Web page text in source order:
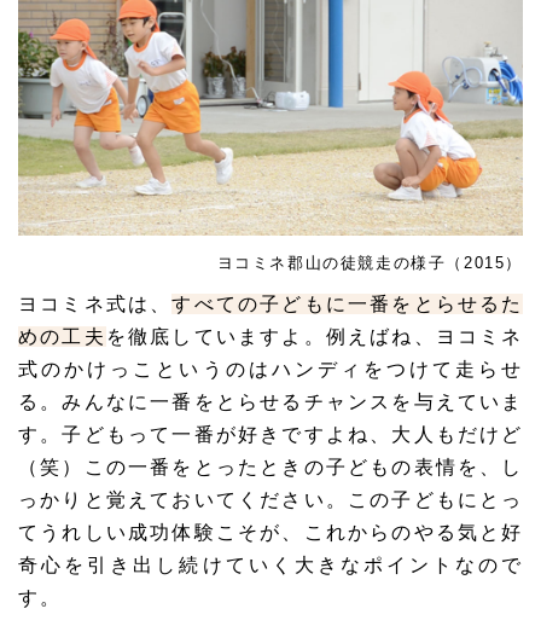
ヨコミネ郡山の徒競走の様子（2015）
ヨコミネ式は、すべての子どもに一番をとらせるた
めの工夫 を徹底していますよ。例えばね、ヨコミネ
式のかけっこというのはハンディをつけて走らせ
る。みんなに一番をとらせるチャンスを与えていま
す。子どもって一番が好きですよね、大人もだけど
（笑）この一番をとったときの子どもの表情を、し
っかりと覚えておいてください。この子どもにとっ
てうれしい 成功体験 こそが、これからのやる気と好
奇心を引き出し続けていく大きなポイントなので
す。